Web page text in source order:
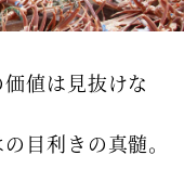
値は見抜けな
目利きの真髄。